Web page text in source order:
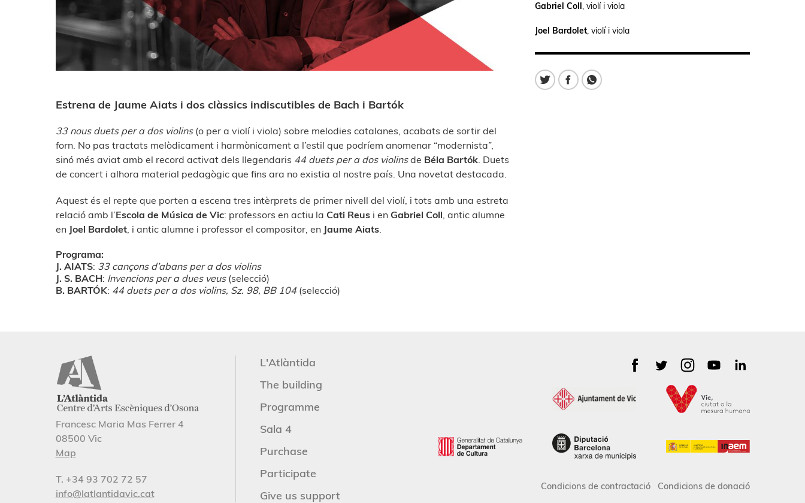
Estrena de Jaume Aiats i dos clàssics indiscutibles de Bach i Bartók
33 nous duets per a dos violins(o per a violí i viola) sobre melodies catalanes, acabats de sortir del
forn. No pas tractats melòdicament i harmònicament a l’estil que podríem anomenar “modernista”,
sinó més aviat amb el record activat dels llegendaris 44 duets per a dos violinsde Béla Bartók. Duets
de concert i alhora material pedagògic que fins ara no existia al nostre país. Una novetat destacada.
Aquest és el repte que porten a escena tres intèrprets de primer nivell del violí, i tots amb una estreta
relació amb l’Escola de Música de Vic: professors en actiu la Cati Reusi en Gabriel Coll , antic alumne
en Joel Bardolet, i antic alumne i professor el compositor, en Jaume Aiats.
Programa:
J. AIATS: 33 cançons d’abans per a dos violins
J. S. BACH: Invencions per a dues veus(selecció)
B. BARTÓK: 44 duets per a dos violins, Sz. 98, BB 104 (selecció)
Gabriel Coll, violí i viola
Joel Bardolet, violí i viola
Francesc Maria Mas Ferrer 4
08500 Vic
Map
T. +34 93 702 72 57
info@latlantidavic.cat
L'Atlàntida
The building
Programme
Sala 4
Purchase
Participate
Give us support
Condicions de contractació Condicions de donació